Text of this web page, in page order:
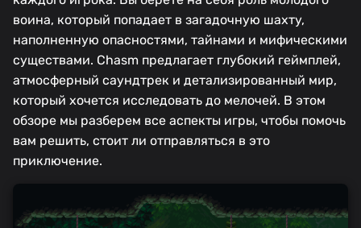
воина, который попадает в загадочную шахту,
наполненную опасностями, тайнами и мифическими
существами. Chasm предлагает глубокий геймплей,
атмосферный саундтрек и детализированный мир,
который хочется исследовать до мелочей. В этом
обзоре мы разберем все аспекты игры, чтобы помочь
вам решить, стоит ли отправляться в это
приключение.